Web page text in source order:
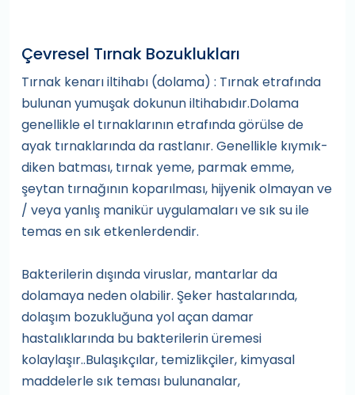
Çevresel Tırnak Bozuklukları
Tırnak kenarı iltihabı (dolama) : Tırnak etrafında
bulunan yumuşak dokunun iltihabıdır.Dolama
genellikle el tırnaklarının etrafında görülse de
ayak tırnaklarında da rastlanır. Genellikle kıymık-
diken batması, tırnak yeme, parmak emme,
şeytan tırnağının koparılması, hijyenik olmayan ve
/ veya yanlış manikür uygulamaları ve sık su ile
temas en sık etkenlerdendir.
Bakterilerin dışında viruslar, mantarlar da
dolamaya neden olabilir. Şeker hastalarında,
dolaşım bozukluğuna yol açan damar
hastalıklarında bu bakterilerin üremesi
kolaylaşır..Bulaşıkçılar, temizlikçiler, kimyasal
maddelerle sık teması bulunanalar,